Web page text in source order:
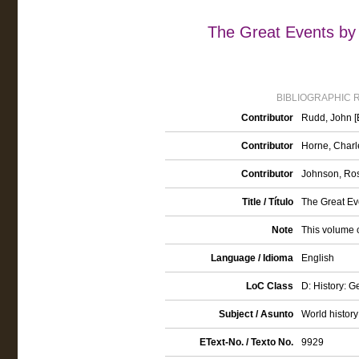
The Great Events
BIBLIOGRAPHIC
Contributor
Rudd, John
Contributor Horne,
Contributor Johnson,
Title / Título The Great
Note This volume
Language / Idioma English
LoC Class D: History:
Subject / Asunto World history
EText-No. / Texto No. 9929